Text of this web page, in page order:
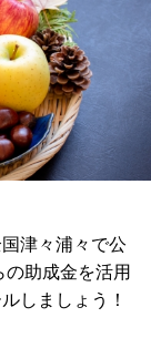
津々浦々で公
助成金を活用
しましょう！